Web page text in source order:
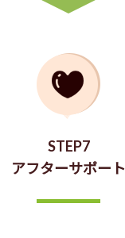
STEP7
アフターサポート